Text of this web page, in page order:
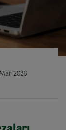
2026